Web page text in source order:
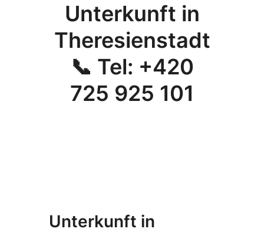
Unterkunft in
Theresienstadt
📞 Tel: +420
725 925 101
Unterkunft in